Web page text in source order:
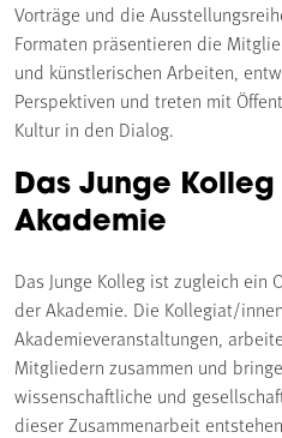
Vorträge und die
Formaten präsentieren die
und künstlerischen Arbeiten,
Perspektiven und treten mit
Kultur in den Dialog.
Das Junge
Akademie
Das Junge Kolleg ist zugleich ein
der Akademie. Die Kollegiat/
Akademieveranstaltungen,
Mitgliedern zusammen und
wissenschaftliche und
dieser Zusammenarbeit